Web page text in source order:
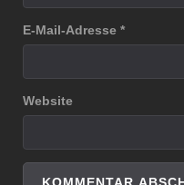
E-Mail-Adresse *
Website